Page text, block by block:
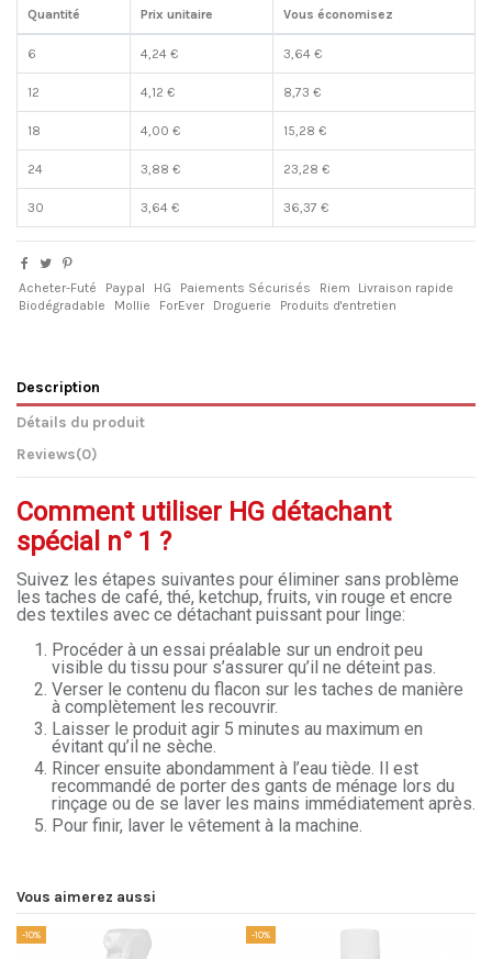
Quantité Prix unitaire Vous économisez
6 4,24 € 3,64 €
12 4,12 € 8,73 €
18 4,00 € 15,28 €
24 3,88 € 23,28 €
30 3,64 € 36,37 €
Acheter-Futé Paypal HG Paiements Sécurisés Riem
Livraison rapide
Biodégradable
Mollie ForEver Droguerie Produits d'entretien
Description
Détails du produit
Reviews(0)
Comment utiliser HG détachant
spécial n° 1 ?
Suivez les étapes suivantes pour éliminer sans problème
les taches de café, thé, ketchup, fruits, vin rouge et encre
des textiles avec ce détachant puissant pour linge:
Procéder à un essai préalable sur un endroit peu
visible du tissu pour s’assurer qu’il ne déteint pas.
Verser le contenu du flacon sur les taches de manière
à complètement les recouvrir.
Laisser le produit agir 5 minutes au maximum en
évitant qu’il ne sèche.
Rincer ensuite abondamment à l’eau tiède. Il est
recommandé de porter des gants de ménage lors du
rinçage ou de se laver les mains immédiatement après.
Pour finir, laver le vêtement à la machine.
Vous aimerez aussi
-10% -10%